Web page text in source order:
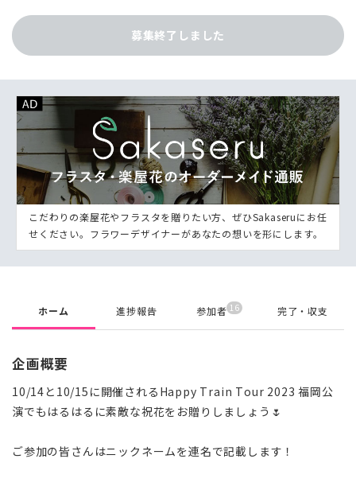
募集終了しました
こだわりの楽屋花やフラスタを贈りたい方、ぜひSakaseruにお任
せください。フラワーデザイナーがあなたの想いを形にします。
ホーム 進捗報告 参加者 16 完了・収支
企画概要
10/14と10/15に開催されるHappy Train Tour 2023 福岡公
演でもはるはるに素敵な祝花をお贈りしましょう🌷
ご参加の皆さんはニックネームを連名で記載します！